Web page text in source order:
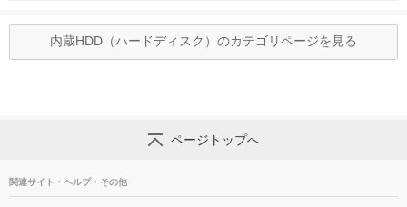
内蔵HDD（ハードディスク）のカテゴリページを見る
ページトップへ
関連サイト・ヘルプ・その他